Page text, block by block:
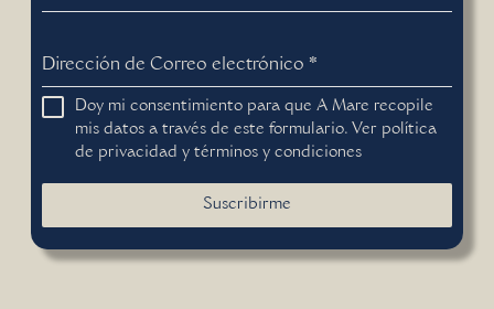
Dirección de Correo electrónico *
Doy mi consentimiento para que A Mare recopile
mis datos a través de este formulario. Ver política
de privacidad ytérminos y condiciones
Suscribirme